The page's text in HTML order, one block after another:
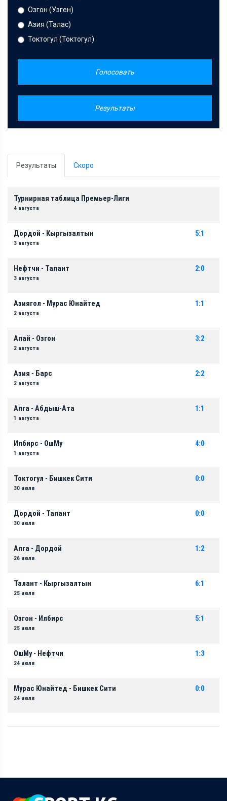
Озгон (Узген)
Азия (Талас)
Токтогул (Токтогул)
Голосовать
Результаты
Результаты Скоро
Турнирная таблица Премьер-Лиги
4 августа
Дордой - Кыргызалтын
3 августа
5:1
Нефтчи - Талант
3 августа
2:0
Азиягол - Мурас Юнайтед
2 августа
1:1
Алай - Озгон
2 августа
3:2
Азия - Барс
2 августа
2:2
Алга - Абдыш-Ата
1 августа
1:1
Илбирс - ОшМу
1 августа
4:0
Токтогул - Бишкек Сити
30 июля
0:0
Дордой - Талант
30 июля
0:0
Алга - Дордой
26 июля
1:2
Талант - Кыргызалтын
25 июля
6:1
Озгон - Илбирс
25 июля
5:1
ОшМу - Нефтчи
24 июля
1:3
Мурас Юнайтед - Бишкек Сити
24 июля
0:0